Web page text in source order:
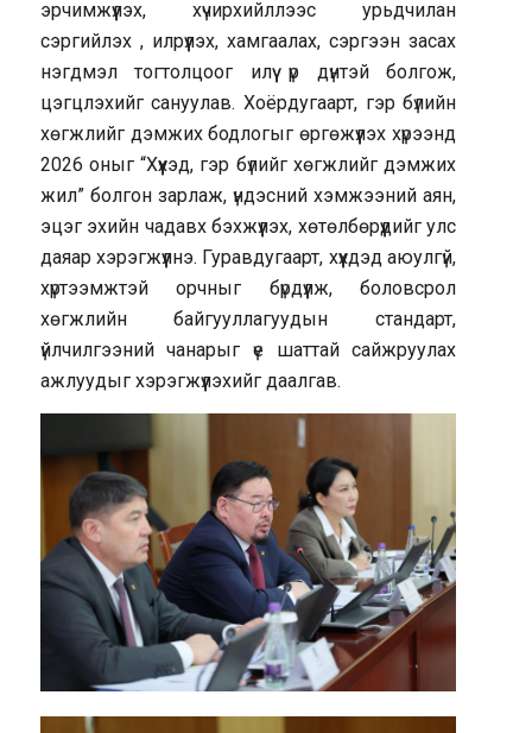
эрчимжүүлэх, хүчирхийллээс урьдчилан
сэргийлэх , илрүүлэх, хамгаалах, сэргээн засах
нэгдмэл тогтолцоог илүү үр дүнтэй болгож,
цэгцлэхийг сануулав. Хоёрдугаарт, гэр бүлийн
хөгжлийг дэмжих бодлогыг өргөжүүлэх хүрээнд
2026 оныг “Хүүхэд, гэр бүлийг хөгжлийг дэмжих
жил” болгон зарлаж, үндэсний хэмжээний аян,
эцэг эхийн чадавх бэхжүүлэх, хөтөлбөрүүдийг улс
даяар хэрэгжүүлнэ. Гуравдугаарт, хүүхдэд аюулгүй,
хүртээмжтэй орчныг бүрдүүлж, боловсрол
хөгжлийн байгууллагуудын стандарт,
үйлчилгээний чанарыг үе шаттай сайжруулах
ажлуудыг хэрэгжүүлэхийг даалгав.